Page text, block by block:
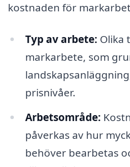
kostnaden för
Typ av arbete: Olika
markarbete, som
prisnivåer.
Arbetsområde:
påverkas av hur
behöver bearbetas